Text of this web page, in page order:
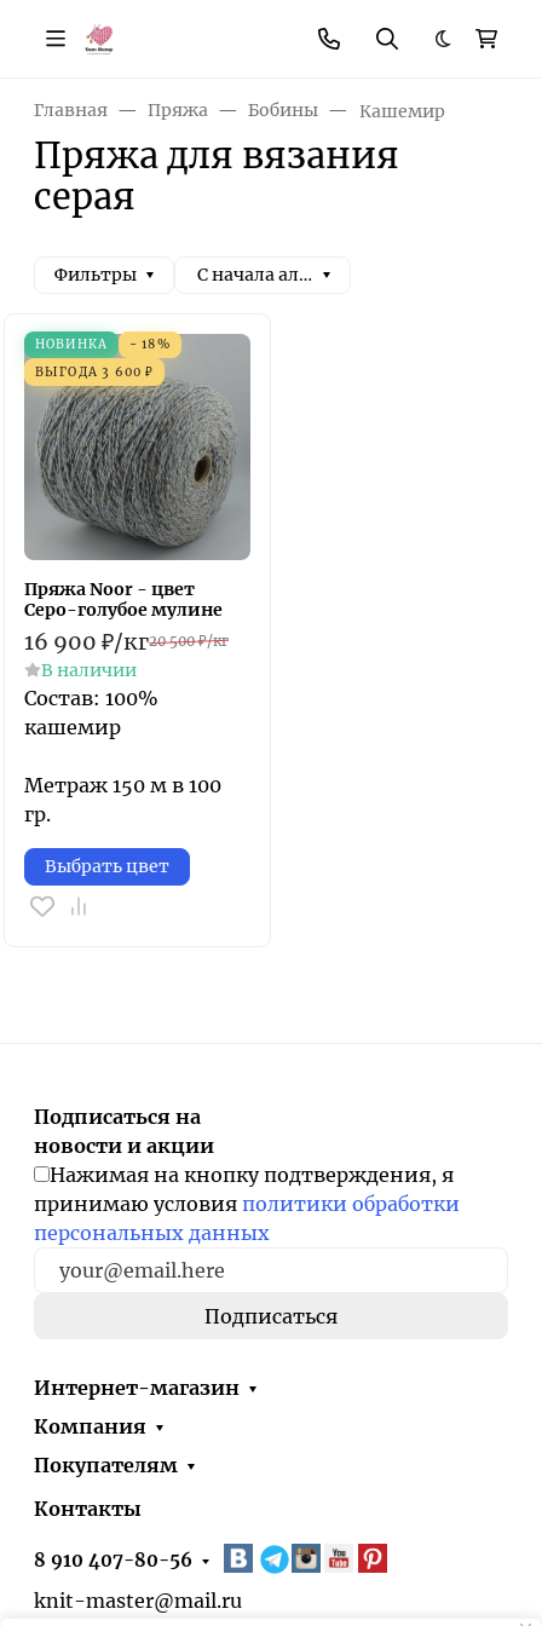
Темная
Главная Пряжа Бобины Кашемир
Пряжа для вязания
серая
Фильтры С начала алфавита
НОВИНКА
- 18%
ВЫГОДА3 600 ₽
Пряжа Noor - цвет
Серо-голубое мулине
16 900 ₽/кг20 500 ₽/кг
В наличии
Состав: 100%
кашемир
Метраж 150 м в 100
гр.
Выбрать цвет
Подписаться на
новости и акции
Нажимая на кнопку подтверждения, я
принимаю условия политики обработки
персональных данных
Интернет-магазин
Компания
Покупателям
Контакты
8 910 407-80-56
knit-master@mail.ru